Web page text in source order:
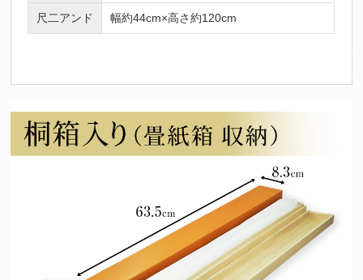
尺二アンド 幅約44cm×高さ約120cm